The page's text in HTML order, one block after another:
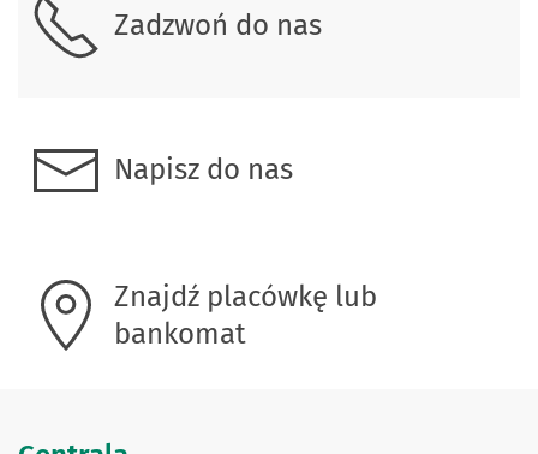
Zadzwoń do nas
Napisz do nas
Znajdź placówkę lub
bankomat